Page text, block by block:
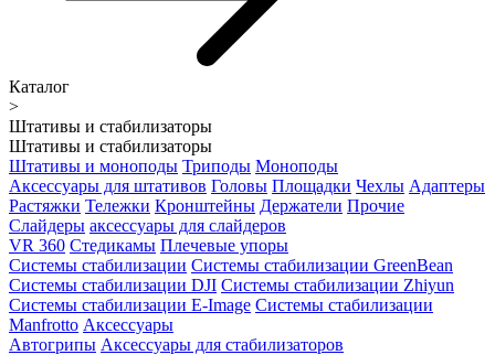
Каталог
>
Штативы и стабилизаторы
Штативы и стабилизаторы
Штативы и моноподы Триподы Моноподы
Аксессуары для штативов Головы Площадки Чехлы Адаптеры
Растяжки Тележки Кронштейны Держатели Прочие
Слайдеры аксессуары для слайдеров
VR 360 Стедикамы Плечевые упоры
Системы стабилизации Системы стабилизации GreenBean
Системы стабилизации DJI Системы стабилизации Zhiyun
Системы стабилизации E-Image Системы стабилизации
Manfrotto Аксессуары
Автогрипы Аксессуары для стабилизаторов